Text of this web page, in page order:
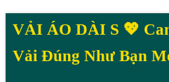
VẢI ÁO DÀI S 💖
Vải Đúng Như Bạn